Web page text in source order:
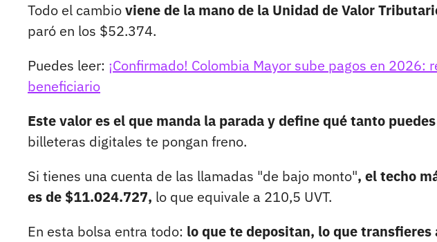
Todo el cambioviene de la mano de la Unidad de Valor
paró en los $52.374.
Puedes leer: ¡Confirmado! Colombia Mayor sube pagos en 2026:
beneficiario
Este valor es el que manda la parada y define qué tanto
billeteras digitales te pongan freno.
Si tienes una cuenta de las llamadas "de bajo monto", el techo
es de $11.024.727, lo que equivale a 210,5 UVT.
En esta bolsa entra todo: lo que te depositan, lo que transfieres